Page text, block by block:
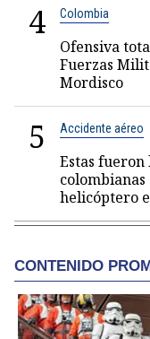
4 Colombia
Ofensiva
Fuerzas
Mordisco
5 Accidente aéreo
Estas
helicóptero